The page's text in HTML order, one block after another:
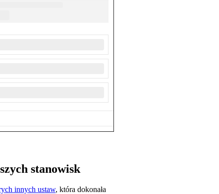
stanowisk
innych ustaw, która dokonała